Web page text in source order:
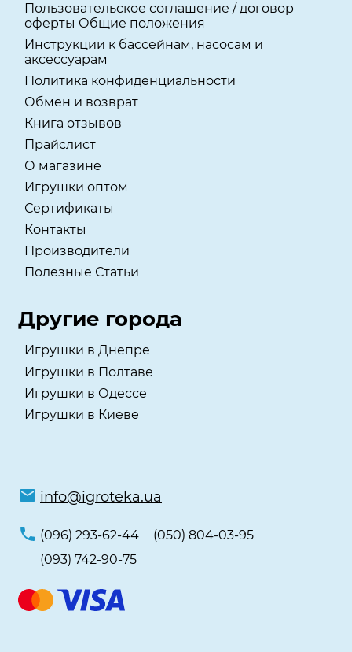
Пользовательское соглашение / договор
оферты Общие положения
Инструкции к бассейнам, насосам и
аксессуарам
Политика конфиденциальности
Обмен и возврат
Книга отзывов
Прайслист
О магазине
Игрушки оптом
Сертификаты
Контакты
Производители
Полезные Статьи
Другие города
Игрушки в Днепре
Игрушки в Полтаве
Игрушки в Одессе
Игрушки в Киеве
info@igroteka.ua
(096) 293-62-44
(050) 804-03-95
(093) 742-90-75